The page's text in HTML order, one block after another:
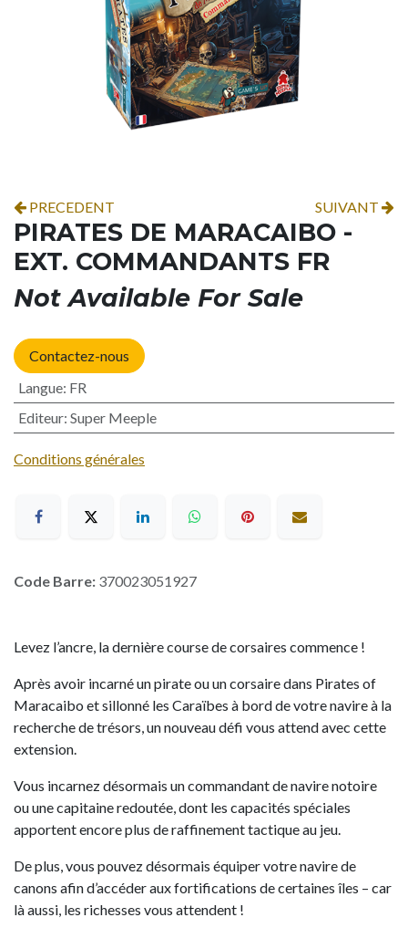
PRECEDENT SUIVANT
PIRATES DE MARACAIBO -
EXT. COMMANDANTS FR
Not Available For Sale
Contactez-nous
Langue: FR
Editeur: Super Meeple
Conditions générales
Code Barre: 370023051927
Levez l’ancre, la dernière course de corsaires commence !
Après avoir incarné un pirate ou un corsaire dans Pirates of
Maracaibo et sillonné les Caraïbes à bord de votre navire à la
recherche de trésors, un nouveau défi vous attend avec cette
extension.
Vous incarnez désormais un commandant de navire notoire
ou une capitaine redoutée, dont les capacités spéciales
apportent encore plus de raffinement tactique au jeu.
De plus, vous pouvez désormais équiper votre navire de
canons afin d’accéder aux fortifications de certaines îles – car
là aussi, les richesses vous attendent !